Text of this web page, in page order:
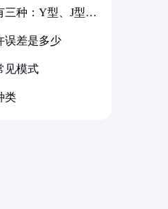
三种：Y型、J型、
误差是多少
见模式
类